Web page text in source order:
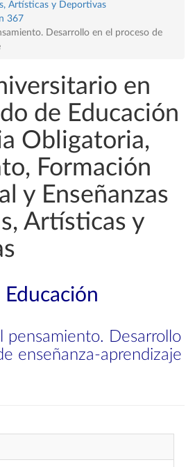
Artísticas y Deportivas
367
Desarrollo en el proceso de
en
de Educación
Obligatoria,
Formación
y Enseñanzas
Artísticas y
pensamiento. Desarrollo
enseñanza-aprendizaje